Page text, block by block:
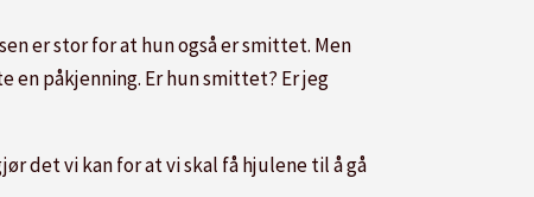
er stor for at hun også er smittet. Men
en påkjenning. Er hun smittet? Er jeg
det vi kan for at vi skal få hjulene til å gå